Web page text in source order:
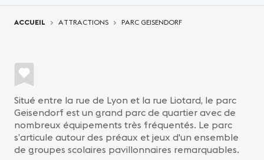
ACCUEIL ATTRACTIONS PARC GEISENDORF
Situé entre la rue de Lyon et la rue Liotard, le parc
Geisendorf est un grand parc de quartier avec de
nombreux équipements très fréquentés. Le parc
s’articule autour des préaux et jeux d'un ensemble
de groupes scolaires pavillonnaires remarquables.